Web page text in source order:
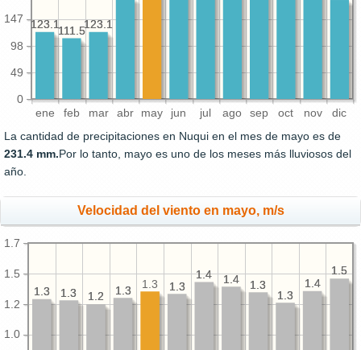
ene feb mar abr may jun jul ago sep oct nov dic
0
49
98
147 123.1
111.5
123.1 123.1
111.5
123.1
La cantidad de precipitaciones en Nuqui en el mes de mayo es de
231.4 mm.Por lo tanto, mayo es uno de los meses más lluviosos del
año.
Velocidad del viento en mayo, m/s
1.0
1.2
1.5
1.7
1.5
1.4
1.3
1.3
1.4
1.4
1.3
1.3
1.2
1.3
1.3
1.5
1.4
1.3
1.3
1.4
1.4
1.3
1.3
1.3
1.2
1.3
1.3